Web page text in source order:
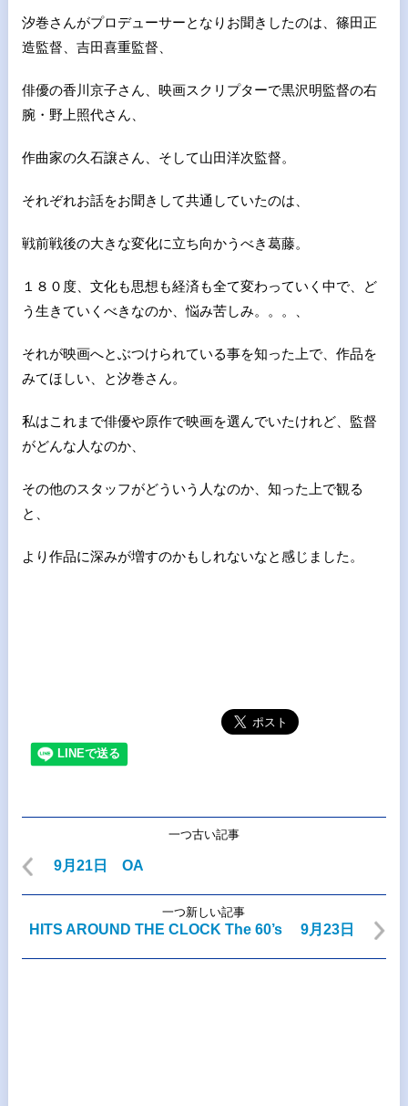
汐巻さんがプロデューサーとなりお聞きしたのは、篠田正
造監督、吉田喜重監督、
俳優の香川京子さん、 映画スクリプターで黒沢明監督の右
腕・野上照代さん、
作曲家の久石譲さん、そして山田洋次監督。
それぞれお話をお聞きして共通していたのは、
戦前戦後の大きな変化に立ち向かうべき葛藤。
１８０度、文化も思想も経済も全て変わっていく中で、ど
う生きていくべきなのか、悩み苦しみ。。。、
それが映画へとぶつけられている事を知った上で、作品を
みてほしい、と汐巻さん。
私はこれまで俳優や原作で映画を選んでいたけれど、監督
がどんな人なのか、
その他のスタッフがどういう人なのか、知った上で観る
と、
より作品に深みが増すのかもしれないなと感じました。
一つ古い記事
9月21日 OA
一つ新しい記事
HITS AROUND THE CLOCK The 60’s 9月23日